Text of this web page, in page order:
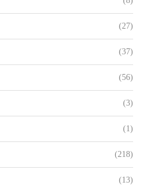
(27)
(37)
(56)
(3)
(1)
(218)
(13)